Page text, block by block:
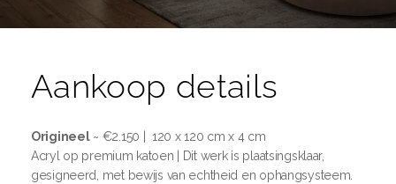
Aankoop details
Origineel ~ €2.150 |  120 x 120 cm x 4 cm
Acryl op premium katoen | Dit werk is plaatsingsklaar,
gesigneerd, met bewijs van echtheid en ophangsysteem.